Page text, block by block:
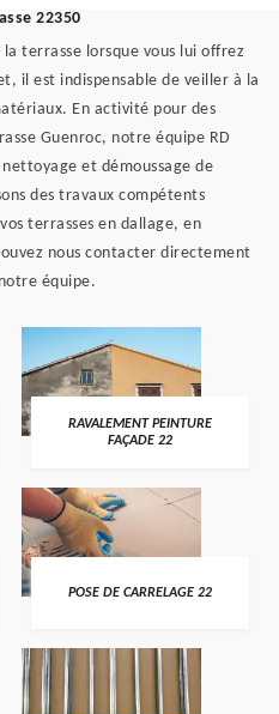
22350
terrasse lorsque vous lui offrez
il est indispensable de veiller à la
En activité pour des
Guenroc, notre équipe RD
nettoyage et démoussage de
des travaux compétents
terrasses en dallage, en
nous contacter directement
équipe.
RAVALEMENT PEINTURE
FAÇADE 22
POSE DE CARRELAGE 22